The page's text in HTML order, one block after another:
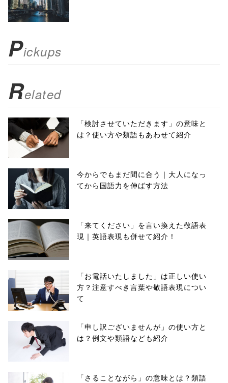
scrollbars=yes'
false;"> シェア
Pickups
Related
「検討させていただきます」の意味と
は？使い方や類語もあわせて紹介
今からでもまだ間に合う｜大人になっ
てから国語力を伸ばす方法
「来てください」を言い換えた敬語表
現｜英語表現も併せて紹介！
「お電話いたしました」は正しい使い
方？注意すべき言葉や敬語表現につい
て
「申し訳ございませんが」の使い方と
は？例文や類語なども紹介
「さることながら」の意味とは？類語